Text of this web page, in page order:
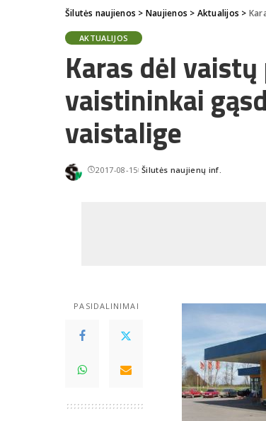
Šilutės naujienos > Naujienos > Aktualijos >
AKTUALIJOS
Karas dėl
vaistininkai
vaistalige
2017-08-15Posted
Šilutės naujienų inf.
PASIDALINIMAI